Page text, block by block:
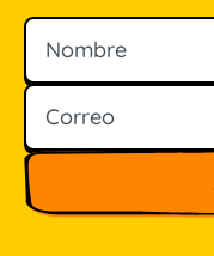
Nombre
Correo